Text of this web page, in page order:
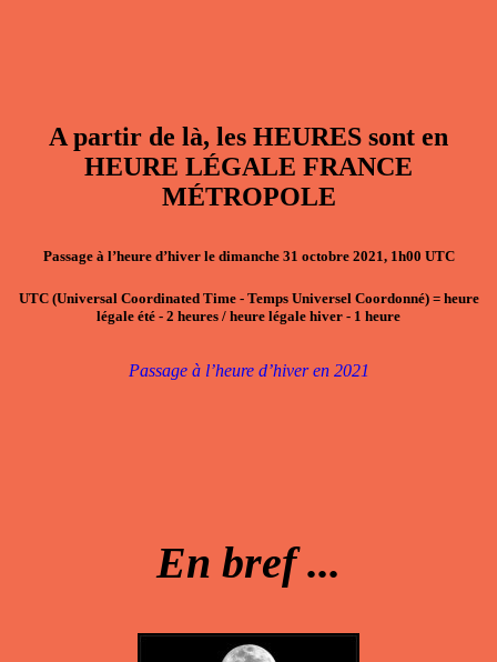
A partir de là, les HEURES sont en
HEURE LÉGALE FRANCE
MÉTROPOLE
Passage à l’heure d’hiver le dimanche 31 octobre 2021, 1h00 UTC
UTC(Universal Coordinated Time - Temps Universel Coordonné) =heure
légale été - 2 heures / heure légale hiver - 1 heure
Passage à l’heure d’hiver en 2021
En bref ...